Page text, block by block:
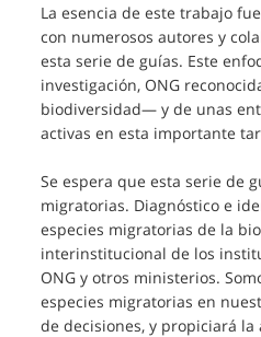
La esencia de este trabajo
con numerosos autores y
esta serie de guías. Este
investigación, ONG
biodiversidad— y de unas
activas en esta importante
Se espera que esta serie de
migratorias. Diagnóstico e
especies migratorias de la
interinstitucional de los
ONG y otros ministerios.
especies migratorias en
de decisiones, y propiciará